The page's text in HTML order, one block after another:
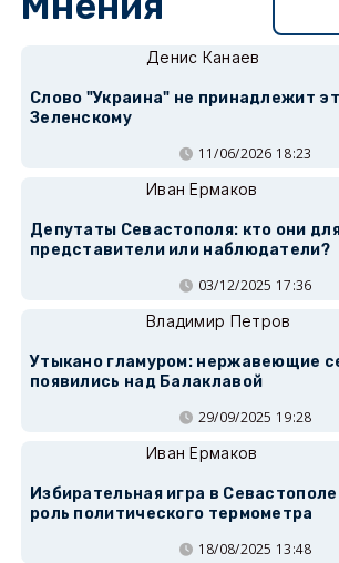
Денис Канаев
Слово "Украина" не принадлежит
Зеленскому
11/06/2026 18:23
Иван Ермаков
Депутаты Севастополя: кто они
представители или наблюдатели?
03/12/2025 17:36
Владимир Петров
Утыкано гламуром: нержавеющие
появились над Балаклавой
29/09/2025 19:28
Иван Ермаков
Избирательная игра в
роль политического термометра
18/08/2025 13:48